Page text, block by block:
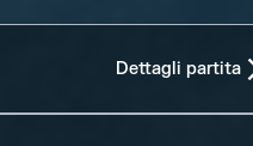
Dettagli partita